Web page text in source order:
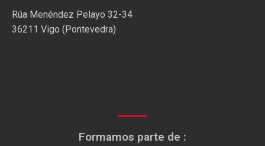
Rúa Menéndez Pelayo 32-34
36211 Vigo (Pontevedra)
Formamos parte de :